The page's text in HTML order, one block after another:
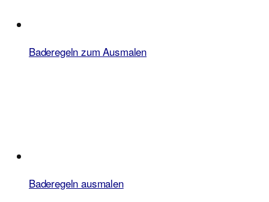
Baderegeln zum Ausmalen
Baderegeln ausmalen